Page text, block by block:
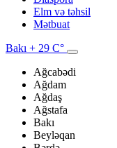
Elm və təhsil
Mətbuat
Bakı + 29 C°
Ağcabədi
Ağdam
Ağdaş
Ağstafa
Bakı
Beyləqan